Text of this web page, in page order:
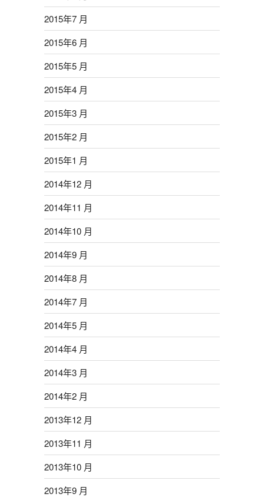
2015年7 月
2015年6 月
2015年5 月
2015年4 月
2015年3 月
2015年2 月
2015年1 月
2014年12 月
2014年11 月
2014年10 月
2014年9 月
2014年8 月
2014年7 月
2014年5 月
2014年4 月
2014年3 月
2014年2 月
2013年12 月
2013年11 月
2013年10 月
2013年9 月